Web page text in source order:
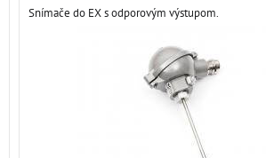
Snímače do EX s odporovým výstupom.